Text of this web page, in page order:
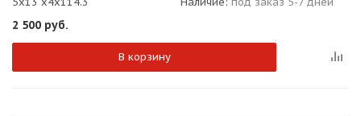
2 500 руб.
В корзину
недели
Остались вопросы?
plait.ru